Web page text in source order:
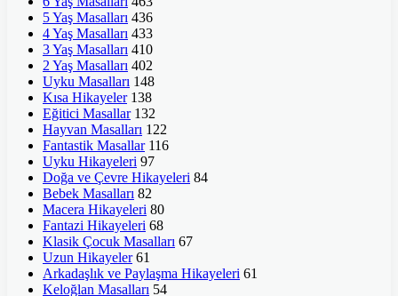
5 Yaş Masalları 436
4 Yaş Masalları 433
3 Yaş Masalları 410
2 Yaş Masalları 402
Uyku Masalları 148
Kısa Hikayeler 138
Eğitici Masallar 132
Hayvan Masalları 122
Fantastik Masallar 116
Uyku Hikayeleri 97
Doğa ve Çevre Hikayeleri 84
Bebek Masalları 82
Macera Hikayeleri 80
Fantazi Hikayeleri 68
Klasik Çocuk Masalları 67
Uzun Hikayeler 61
Arkadaşlık ve Paylaşma Hikayeleri 61
Keloğlan Masalları 54